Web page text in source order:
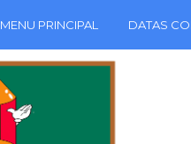
MENU PRINCIPAL DATAS